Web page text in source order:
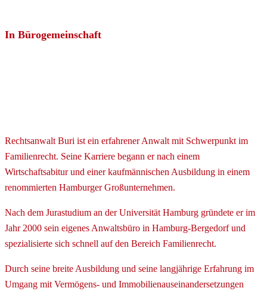
In Bürogemeinschaft
Rechtsanwalt Buri ist ein erfahrener Anwalt mit Schwerpunkt im
Familienrecht. Seine Karriere begann er nach einem
Wirtschaftsabitur und einer kaufmännischen Ausbildung in einem
renommierten Hamburger Großunternehmen.
Nach dem Jurastudium an der Universität Hamburg gründete er im
Jahr 2000 sein eigenes Anwaltsbüro in Hamburg-Bergedorf und
spezialisierte sich schnell auf den Bereich Familienrecht.
Durch seine breite Ausbildung und seine langjährige Erfahrung im
Umgang mit Vermögens- und Immobilienauseinandersetzungen